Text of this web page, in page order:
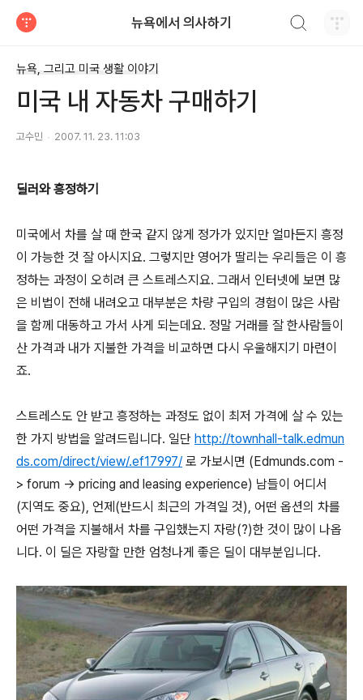
뉴욕에서 의사하기
뉴욕, 그리고 미국 생활 이야기
미국 내 자동차 구매하기
고수민 2007. 11. 23. 11:03
딜러와 흥정하기
미국에서 차를 살 때 한국 같지 않게 정가가 있지만 얼마든지 흥정
이 가능한 것 잘 아시지요. 그렇지만 영어가 딸리는 우리들은 이 흥
정하는 과정이 오히려 큰 스트레스지요. 그래서 인터넷에 보면 많
은 비법이 전해 내려오고 대부분은 차량 구입의 경험이 많은 사람
을 함께 대동하고 가서 사게 되는데요. 정말 거래를 잘 한사람들이
산 가격과 내가 지불한 가격을 비교하면 다시 우울해지기 마련이
죠.
스트레스도 안 받고 흥정하는 과정도 없이 최저 가격에 살 수 있는
한 가지 방법을 알려드립니다. 일단 http://townhall-talk.edmun
ds.com/direct/view/.ef17997/ 로 가보시면 (Edmunds.com -
> forum -> pricing and leasing experience) 남들이 어디서
(지역도 중요), 언제(반드시 최근의 가격일 것), 어떤 옵션의 차를
어떤 가격을 지불해서 차를 구입했는지 자랑(?)한 것이 많이 나옵
니다. 이 딜은 자랑할 만한 엄청나게 좋은 딜이 대부분입니다.